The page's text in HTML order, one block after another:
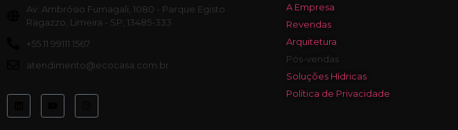
Av. Ambrósio Fumagali, 1080 - Parque Egisto
Ragazzo, Limeira - SP, 13485-333
+55 11 99111 1567
atendimento@ecocasa.com.br
A Empresa
Revendas
Arquitetura
Pós-vendas
Soluções Hídricas
Política de Privacidade